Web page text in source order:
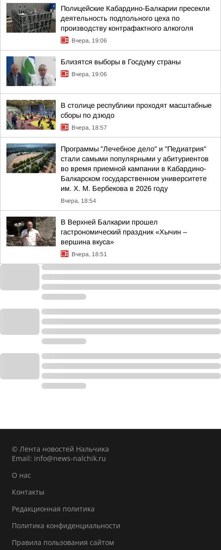
Полицейские Кабардино-Балкарии пресекли
деятельность подпольного цеха по
производству контрафактного алкоголя
Вчера, 19:06
Близятся выборы в Госдуму страны
Вчера, 19:06
В столице республики проходят масштабные
сборы по дзюдо
Вчера, 18:57
Программы "Лечебное дело" и "Педиатрия"
стали самыми популярными у абитуриентов
во время приемной кампании в Кабардино-
Балкарском государственном университете
им. Х. М. Бербекова в 2026 году
Вчера, 18:54
В Верхней Балкарии прошел
гастрономический праздник «Хычин –
вершина вкуса»
Вчера, 18:51
© Лента новостей Нальчика
Email: info@news-nalchik.ru
О нас
Контакты
Редакционная политика
Политика конфиденциальности
Правила пользования сайтом